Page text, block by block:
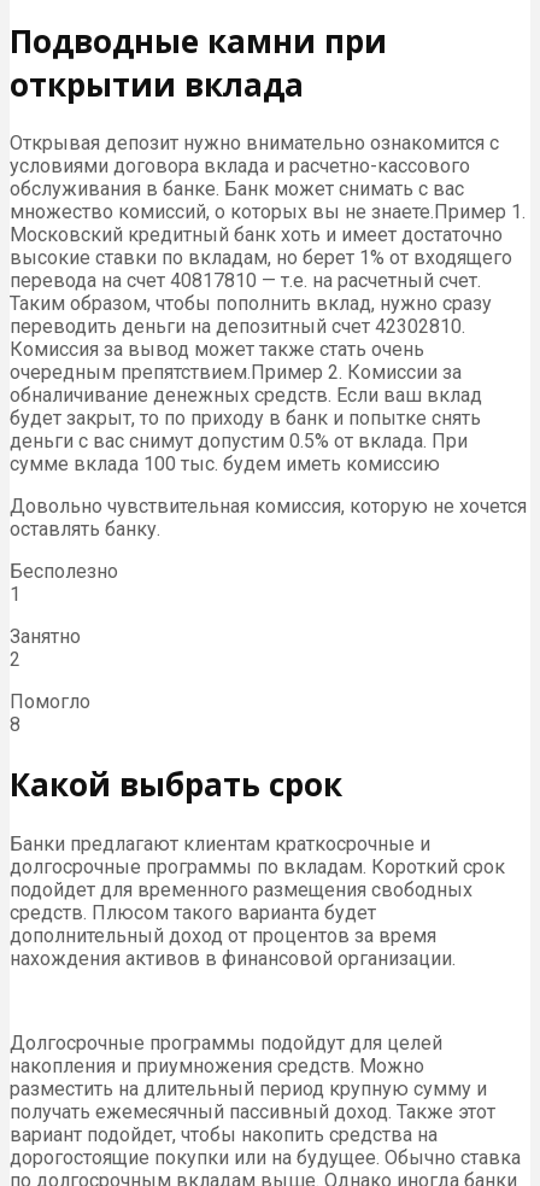
Подводные камни при
открытии вклада
Открывая депозит нужно внимательно ознакомится с
условиями договора вклада и расчетно-кассового
обслуживания в банке. Банк может снимать с вас
множество комиссий, о которых вы не знаете.Пример 1.
Московский кредитный банк хоть и имеет достаточно
высокие ставки по вкладам, но берет 1% от входящего
перевода на счет 40817810 — т.е. на расчетный счет.
Таким образом, чтобы пополнить вклад, нужно сразу
переводить деньги на депозитный счет 42302810.
Комиссия за вывод может также стать очень
очередным препятствием.Пример 2. Комиссии за
обналичивание денежных средств. Если ваш вклад
будет закрыт, то по приходу в банк и попытке снять
деньги с вас снимут допустим 0.5% от вклада. При
сумме вклада 100 тыс. будем иметь комиссию
Довольно чувствительная комиссия, которую не хочется
оставлять банку.
Бесполезно
1
Занятно
2
Помогло
8
Какой выбрать срок
Банки предлагают клиентам краткосрочные и
долгосрочные программы по вкладам. Короткий срок
подойдет для временного размещения свободных
средств. Плюсом такого варианта будет
дополнительный доход от процентов за время
нахождения активов в финансовой организации.
Долгосрочные программы подойдут для целей
накопления и приумножения средств. Можно
разместить на длительный период крупную сумму и
получать ежемесячный пассивный доход. Также этот
вариант подойдет, чтобы накопить средства на
дорогостоящие покупки или на будущее. Обычно ставка
по долгосрочным вкладам выше. Однако иногда банки